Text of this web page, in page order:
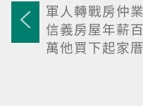
軍人轉戰房仲業
信義房屋年薪百
萬他買下起家厝